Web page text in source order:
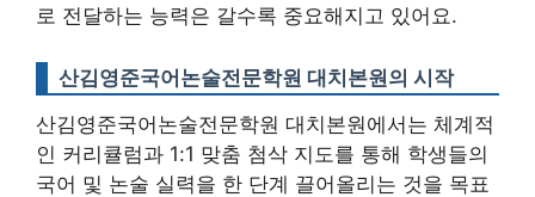
로 전달하는 능력은 갈수록 중요해지고 있어요.
산김영준국어논술전문학원 대치본원의 시작
산김영준국어논술전문학원 대치본원에서는 체계적
인 커리큘럼과 1:1 맞춤 첨삭 지도를 통해 학생들의
국어 및 논술 실력을 한 단계 끌어올리는 것을 목표